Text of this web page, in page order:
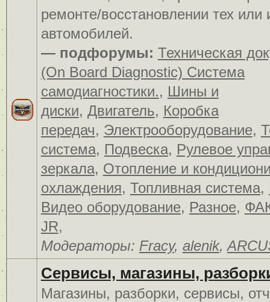
ремонте/восстановлении тех или
автомобилей.
— подфорумы: Техническая
(On Board Diagnostic) Система
самодиагностики., Шины и
диски, Двигатель, Коробка
передач, Электрооборудование,
система, Подвеска, Рулевое
зеркала, Отопление и
охлаждения, Топливная система,
Видео оборудование, Разное,
JR,
Модераторы: Fracy, alenik,
Сервисы, магазины,
Магазины, разборки, сервисы,